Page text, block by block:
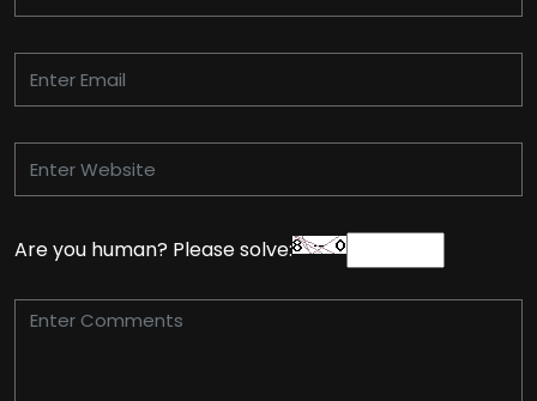
Are you human? Please solve: